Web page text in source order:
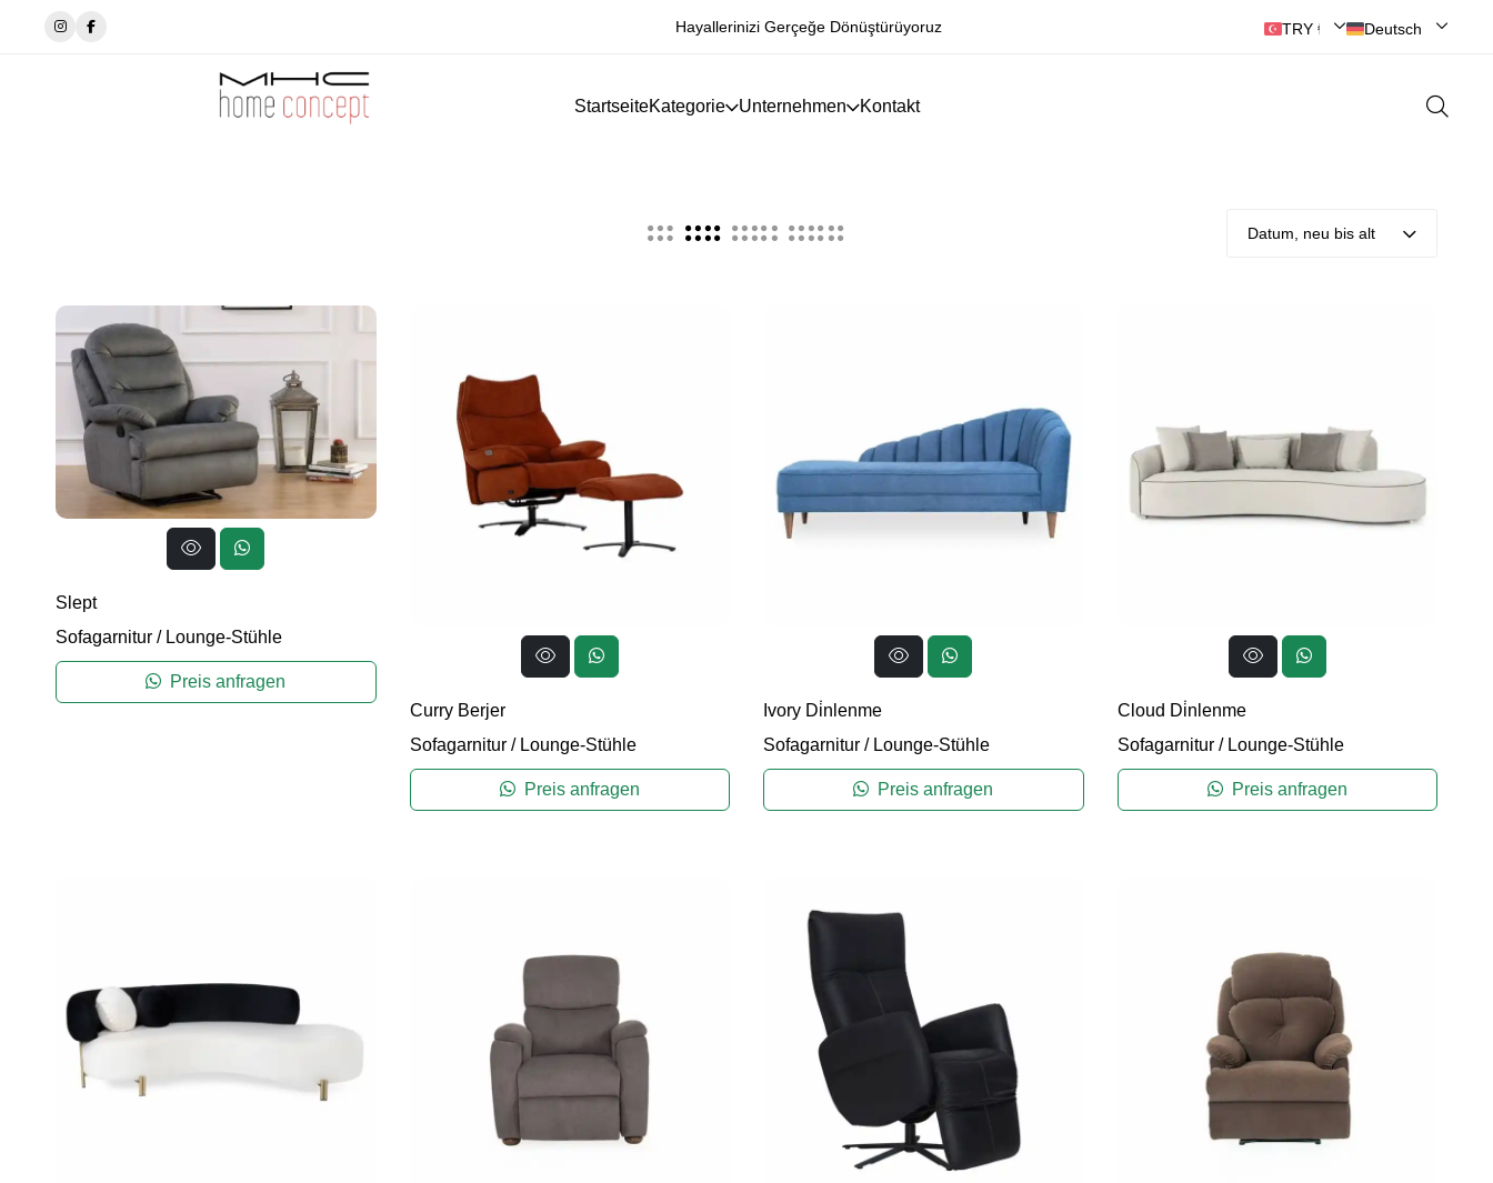
Hayallerinizi Gerçeğe Dönüştürüyoruz TRY ₺ | Türk Lirası
Deutsch
StartseiteKategorie Unternehmen Kontakt
Datum, neu bis alt
Slept
Sofagarnitur / Lounge-Stühle
Preis anfragen
Curry Berjer
Sofagarnitur/ Lounge-Stühle
Preis anfragen
Ivory Di̇nlenme
Sofagarnitur / Lounge-Stühle
Preis anfragen
Cloud Di̇nlenme
Sofagarnitur/ Lounge-Stühle
Preis anfragen